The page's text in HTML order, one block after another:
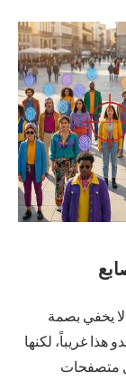
بصمة
غريباً، لكنها